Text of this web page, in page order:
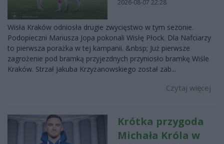
2026-08-07 22:28
Wisła Kraków odniosła drugie zwycięstwo w tym sezonie.
Podopieczni Mariusza Jopa pokonali Wisłę Płock. Dla Nafciarzy
to pierwsza porażka w tej kampanii. &nbsp; Już pierwsze
zagrożenie pod bramką przyjezdnych przyniosło bramkę Wiśle
Kraków. Strzał Jakuba Krzyżanowskiego został zab...
Czytaj więcej
Krótka przygoda
Michała Króla w